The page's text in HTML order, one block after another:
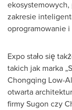
zakresie
oprogramowanie
Expo stało się
takich jak marka
Chongqing Low-
otwarta
firmy Sugon czy